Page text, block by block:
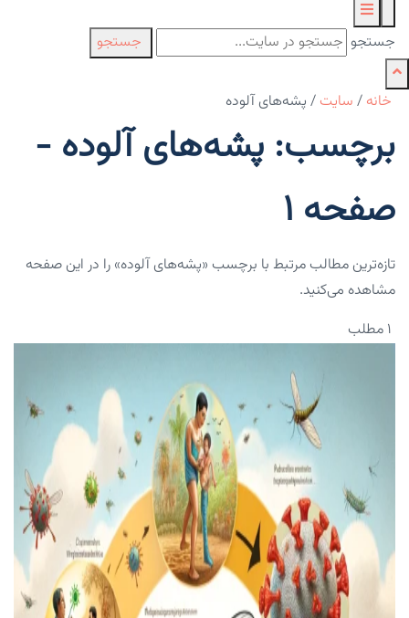
جستجو جستجو
خانه / سایت / پشه‌های آلوده
برچسب: پشه‌های آلوده -
صفحه 1
تازه‌ترین مطالب مرتبط با برچسب «پشه‌های آلوده» را در این صفحه
مشاهده می‌کنید.
۱ مطلب